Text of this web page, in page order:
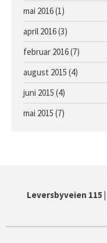
mai 2016(1)
april 2016(3)
februar 2016(7)
august 2015 (4)
juni 2015 (4)
mai 2015 (7)
Leversbyveien 115 |